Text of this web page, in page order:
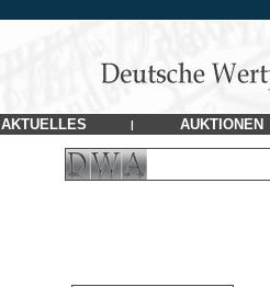
AKTUELLES | AUKTIONEN